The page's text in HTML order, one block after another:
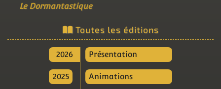
Le Dormantastique
Toutes les éditions
2026
2025
Présentation
Animations